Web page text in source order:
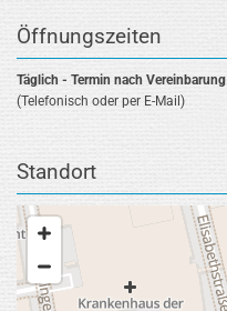
Öffnungszeiten
Täglich - Termin nach Vereinbarung
(Telefonisch oder per E-Mail)
Standort